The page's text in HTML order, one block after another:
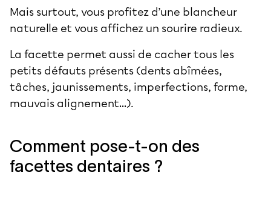
Mais surtout, vous profitez d’une blancheur
naturelle et vous affichez un sourire radieux.
La facette permet aussi de cacher tous les
petits défauts présents (dents abîmées,
tâches, jaunissements, imperfections, forme,
mauvais alignement…).
Comment pose-t-on des
facettes dentaires ?